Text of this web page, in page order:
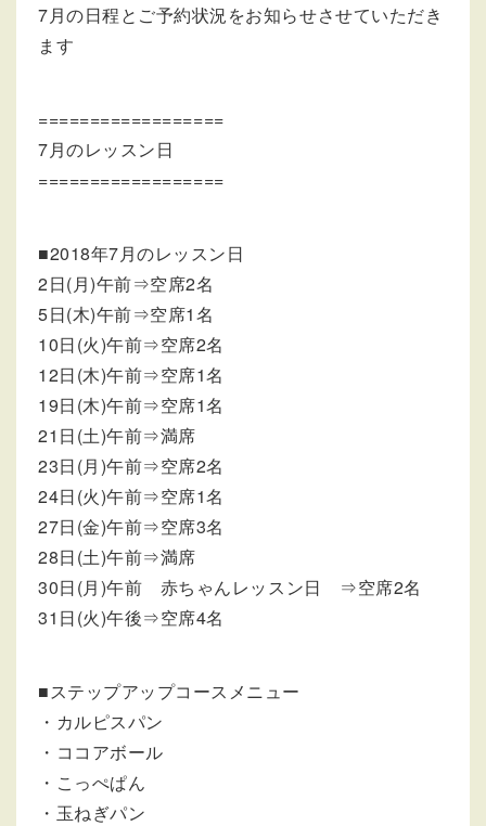
7月の日程とご予約状況をお知らせさせていただき
ます
==================
7月のレッスン日
==================
■2018年7月のレッスン日
2日(月)午前⇒空席2名
5日(木)午前⇒空席1名
10日(火)午前⇒空席2名
12日(木)午前⇒空席1名
19日(木)午前⇒空席1名
21日(土)午前⇒満席
23日(月)午前⇒空席2名
24日(火)午前⇒空席1名
27日(金)午前⇒空席3名
28日(土)午前⇒満席
30日(月)午前 赤ちゃんレッスン日 ⇒空席2名
31日(火)午後⇒空席4名
■ステップアップコースメニュー
・カルピスパン
・ココアボール
・こっぺぱん
・玉ねぎパン